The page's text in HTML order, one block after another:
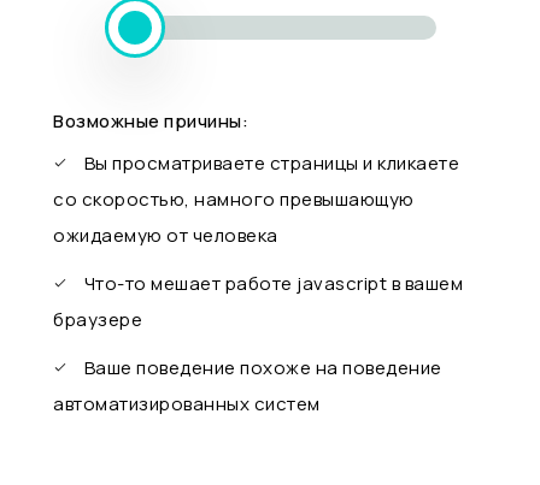
Возможные причины:
Вы просматриваете страницы и кликаете
со скоростью, намного превышающую
ожидаемую от человека
Что-то мешает работе javascript в вашем
браузере
Ваше поведение похоже на поведение
автоматизированных систем